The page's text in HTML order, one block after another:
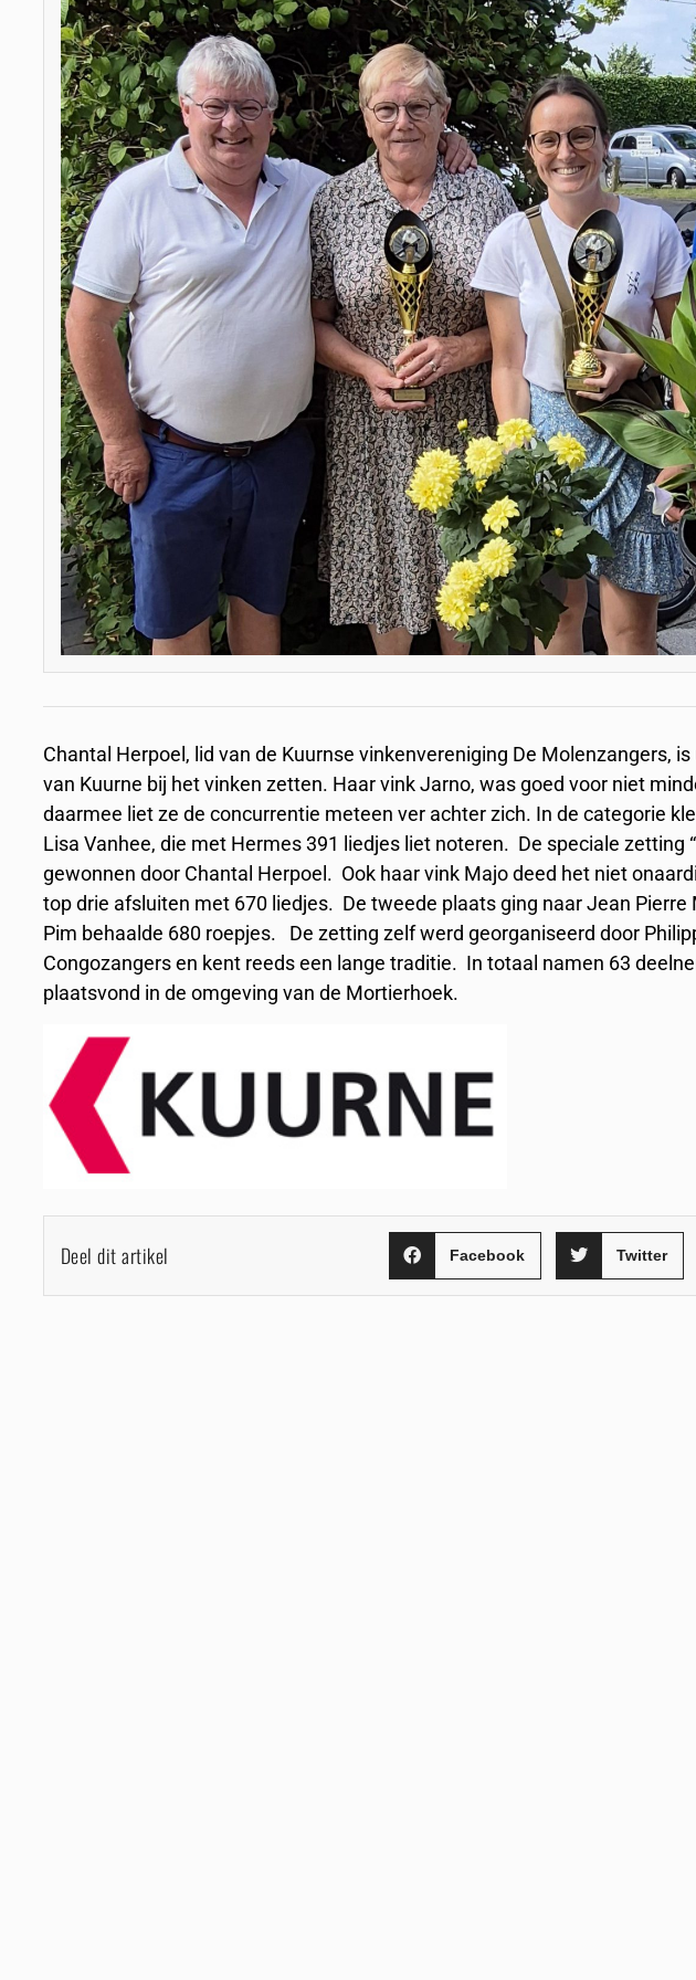
Chantal Herpoel, lid van de Kuurnse vinkenvereniging De Molenzangers,
van Kuurne bij het vinken zetten. Haar vink Jarno, was goed voor niet
daarmee liet ze de concurrentie meteen ver achter zich. In de categorie
Lisa Vanhee, die met Hermes 391 liedjes liet noteren. De speciale zetting
gewonnen door Chantal Herpoel. Ook haar vink Majo deed het niet
top drie afsluiten met 670 liedjes. De tweede plaats ging naar Jean
Pim behaalde 680 roepjes. De zetting zelf werd georganiseerd door
Congozangers en kent reeds een lange traditie. In totaal namen 63
plaatsvond in de omgeving van de Mortierhoek.
Deel dit artikel Facebook Twitter